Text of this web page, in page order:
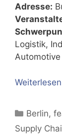
Adresse:
Logistik,
Weiterlesen
Berlin,
Supply